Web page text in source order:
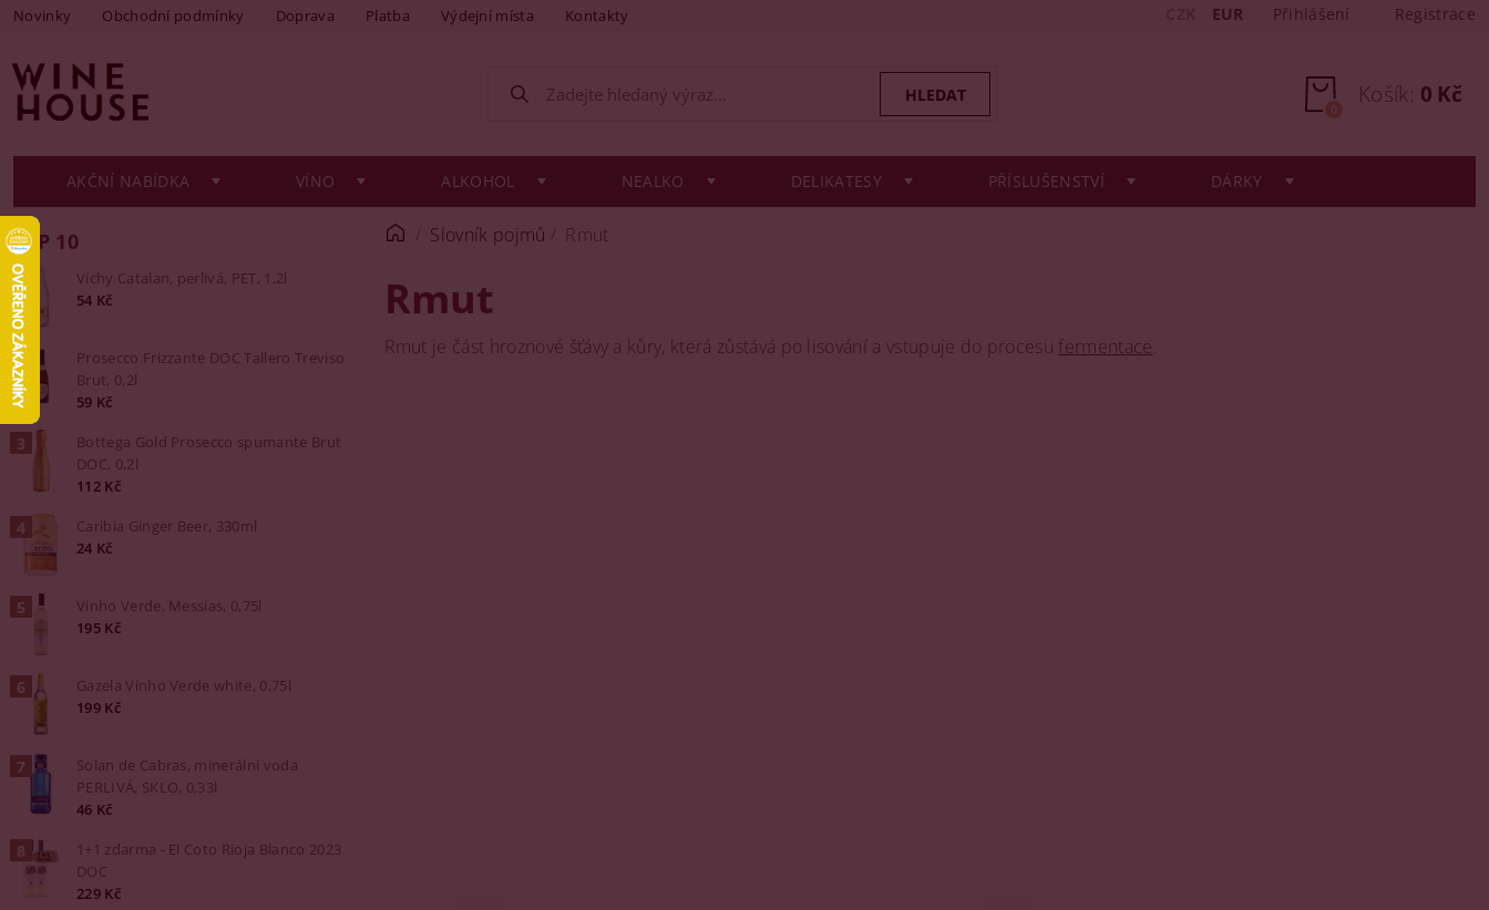
Novinky Obchodní podmínky Doprava Platba Výdejní místa Kontakty EUR Přihlášení Registrace
Košík: 0 Kč
0
AKČNÍ NABÍDKA VÍNO ALKOHOL NEALKO DELIKATESY PŘÍSLUŠENSTVÍ DÁRKY
TOP 10
Vichy Catalan, perlivá, PET, 1,2l
54 Kč
Prosecco Frizzante DOC Tallero Treviso
Brut, 0,2l
59 Kč
Bottega Gold Prosecco spumante Brut
DOC, 0,2l
112 Kč
Caribia Ginger Beer, 330ml
24 Kč
Vinho Verde, Messias, 0,75l
195 Kč
Gazela Vinho Verde white, 0,75l
199 Kč
Solan de Cabras, minerální voda
PERLIVÁ, SKLO, 0,33l
46 Kč
1+1 zdarma - El Coto Rioja Blanco 2023
DOC
229 Kč
Slovník pojmů Rmut
Rmut
Rmut je část hroznové šťávy a kůry, která zůstává po lisování a vstupuje do procesu fermentace